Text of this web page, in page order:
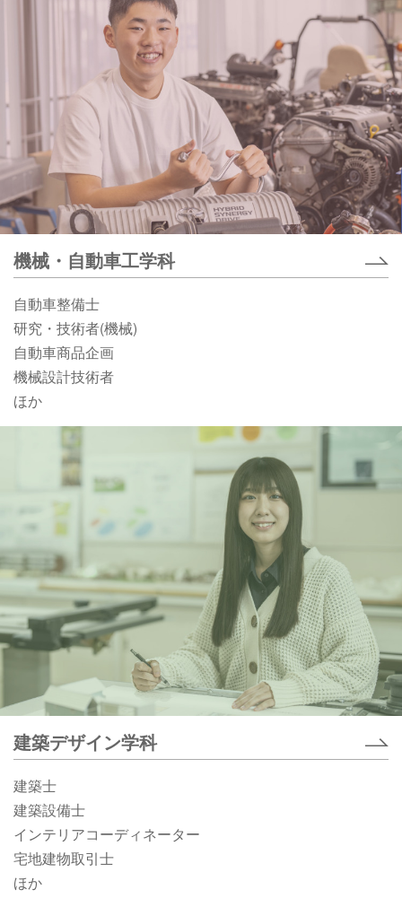
機械・自動車工学科
自動車整備士
研究・技術者(機械)
自動車商品企画
機械設計技術者
ほか
建築デザイン学科
建築士
建築設備士
インテリアコーディネーター
宅地建物取引士
ほか